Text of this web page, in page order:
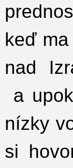
keď
nad
a
nízky
si